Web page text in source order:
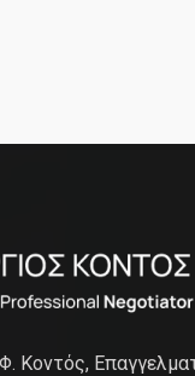
Κοντός,